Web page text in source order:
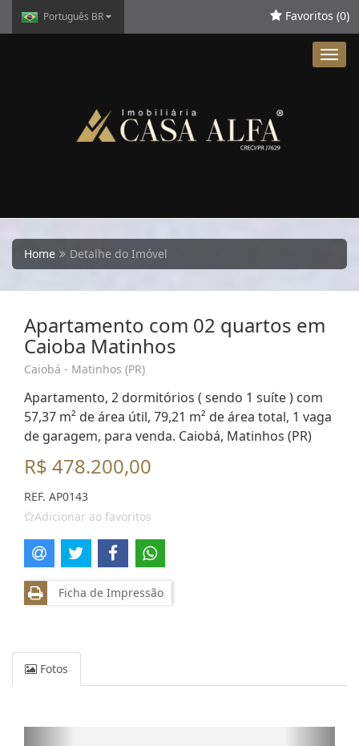
Português BR Favoritos (0)
Home Detalhe do Imóvel
Apartamento com 02 quartos em
Caioba Matinhos
Caiobá - Matinhos (PR)
Apartamento, 2 dormitórios ( sendo 1 suíte ) com
57,37 m² de área útil, 79,21 m² de área total, 1 vaga
de garagem, para venda. Caiobá, Matinhos (PR)
R$ 478.200,00
REF. AP0143
Adicionar ao favoritos
Ficha de Impressão
Fotos